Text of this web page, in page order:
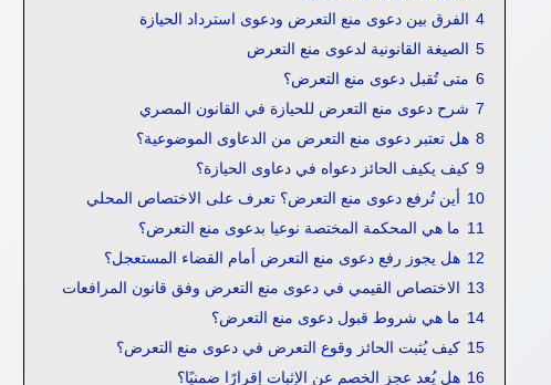
4 الفرق بين دعوى منع التعرض ودعوى استرداد الحيازة
5 الصيغة القانونية لدعوى منع التعرض
6 متى تُقبل دعوى منع التعرض؟
7 شرح دعوى منع التعرض للحيازة في القانون المصري
8 هل تعتبر دعوى منع التعرض من الدعاوى الموضوعية؟
9 كيف يكيف الحائز دعواه في دعاوى الحيازة؟
10 أين تُرفع دعوى منع التعرض؟ تعرف على الاختصاص المحلي
11 ما هي المحكمة المختصة نوعيا بدعوى منع التعرض؟
12 هل يجوز رفع دعوى منع التعرض أمام القضاء المستعجل؟
13 الاختصاص القيمي في دعوى منع التعرض وفق قانون المرافعات
14 ما هي شروط قبول دعوى منع التعرض؟
15 كيف يُثبت الحائز وقوع التعرض في دعوى منع التعرض؟
16 هل يُعد عجز الخصم عن الإثبات إقرارًا ضمنيًا؟